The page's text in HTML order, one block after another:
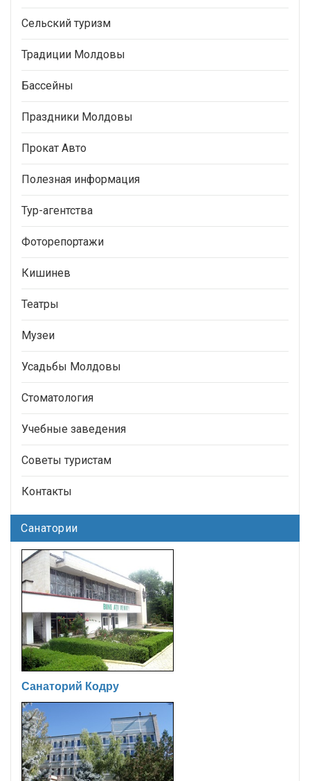
Сельский туризм
Традиции Молдовы
Бассейны
Праздники Молдовы
Прокат Авто
Полезная информация
Тур-агентства
Фоторепортажи
Кишинев
Театры
Музеи
Усадьбы Молдовы
Стоматология
Учебные заведения
Советы туристам
Контакты
Санатории
Санаторий Кодру